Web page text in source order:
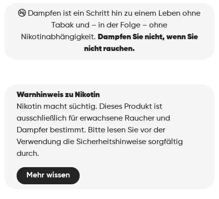
Dampfen ist ein Schritt hin zu einem Leben ohne
Tabak und – in der Folge – ohne
Nikotinabhängigkeit. Dampfen Sie nicht, wenn Sie
nicht rauchen.
Warnhinweis zu Nikotin
Nikotin macht süchtig. Dieses Produkt ist
ausschließlich für erwachsene Raucher und
Dampfer bestimmt. Bitte lesen Sie vor der
Verwendung die Sicherheitshinweise sorgfältig
durch.
Mehr wissen